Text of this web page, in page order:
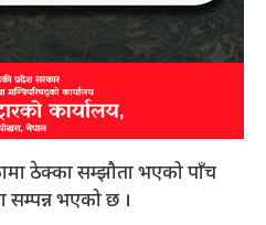
ठेक्का सम्झौता भएको पाँच
सम्पन्न भएको छ ।